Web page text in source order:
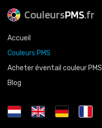
CouleursPMS.fr
Accueil
Couleurs PMS
Acheter éventail couleur PMS
Blog